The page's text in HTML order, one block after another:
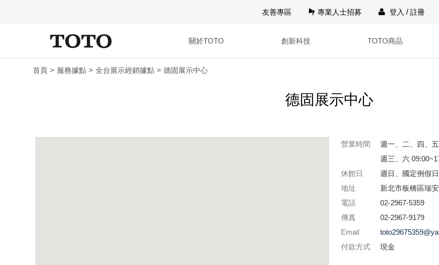
友善專區 專業人士招募 登入 /註冊
關於TOTO 創新科技 TOTO商品
首頁 服務據點 全台展示經銷據點 德固展示中心
德固展示中心
營業時間
週一、二、四、
週三、六
休館日
週日、國定例假
地址
新北市板橋區瑞
電話
02-2967-5359
傳真
02-2967-9179
Email
付款方式
現金